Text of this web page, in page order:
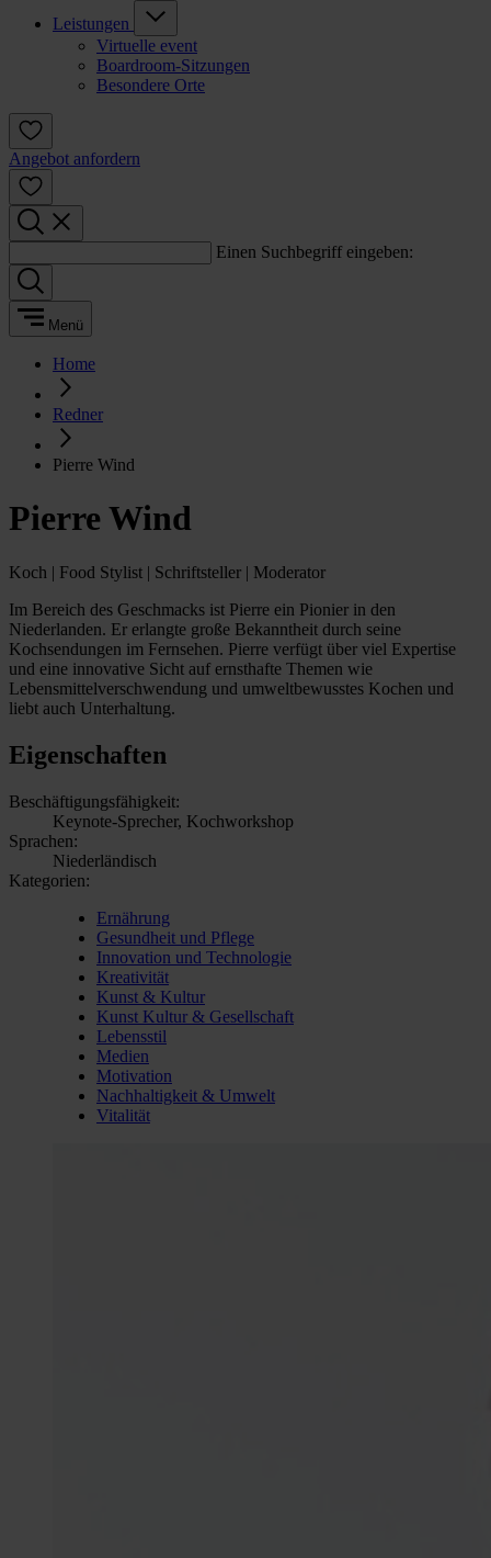
Leistungen
Virtuelle event
Boardroom-Sitzungen
Besondere Orte
Angebot anfordern
Einen Suchbegriff eingeben:
Menü
Home
Redner
Pierre Wind
Pierre Wind
Koch | Food Stylist | Schriftsteller | Moderator
Im Bereich des Geschmacks ist Pierre ein Pionier in den
Niederlanden. Er erlangte große Bekanntheit durch seine
Kochsendungen im Fernsehen. Pierre verfügt über viel Expertise
und eine innovative Sicht auf ernsthafte Themen wie
Lebensmittelverschwendung und umweltbewusstes Kochen und
liebt auch Unterhaltung.
Eigenschaften
Beschäftigungsfähigkeit:
Keynote-Sprecher, Kochworkshop
Sprachen:
Niederländisch
Kategorien:
Ernährung
Gesundheit und Pflege
Innovation und Technologie
Kreativität
Kunst & Kultur
Kunst Kultur & Gesellschaft
Lebensstil
Medien
Motivation
Nachhaltigkeit & Umwelt
Vitalität